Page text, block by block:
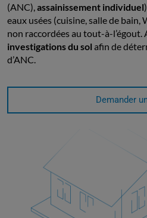
(ANC),assainissement individuel
eaux usées (cuisine, salle de
non raccordées au tout-à-
investigations du sol afin de
d’ANC.
Demander